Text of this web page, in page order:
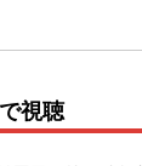
視聴